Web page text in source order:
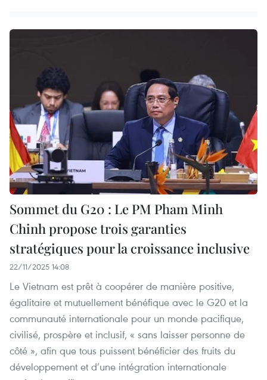
Sommet du G20 : Le PM Pham Minh
Chinh propose trois garanties
stratégiques pour la croissance inclusive
22/11/2025 14:08
Le Vietnam est prêt à coopérer de manière positive,
égalitaire et mutuellement bénéfique avec le G20 et la
communauté internationale pour un monde pacifique,
civilisé, prospère et inclusif, « sans laisser personne de
côté », afin que tous puissent bénéficier des fruits du
développement et d’une intégration internationale